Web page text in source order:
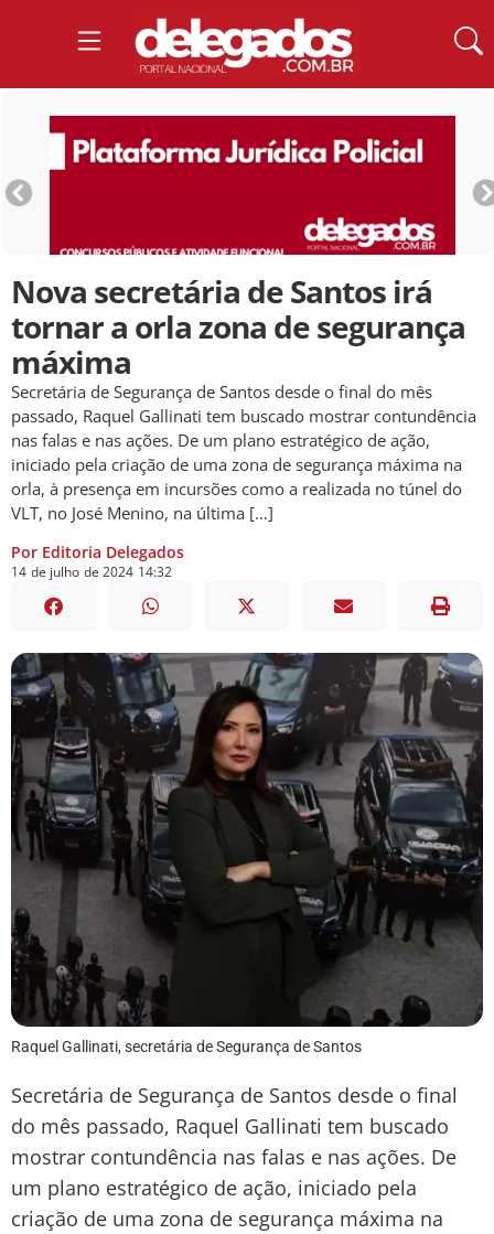
Nova secretária de Santos irá
tornar a orla zona de segurança
máxima
Secretária de Segurança de Santos desde o final do mês
passado, Raquel Gallinati tem buscado mostrar contundência
nas falas e nas ações. De um plano estratégico de ação,
iniciado pela criação de uma zona de segurança máxima na
orla, à presença em incursões como a realizada no túnel do
VLT, no José Menino, na última […]
Por Editoria Delegados
14 de julho de 2024 14:32
Raquel Gallinati, secretária de Segurança de Santos
Secretária de Segurança de Santos desde o final
do mês passado, Raquel Gallinati tem buscado
mostrar contundência nas falas e nas ações. De
um plano estratégico de ação, iniciado pela
criação de uma zona de segurança máxima na